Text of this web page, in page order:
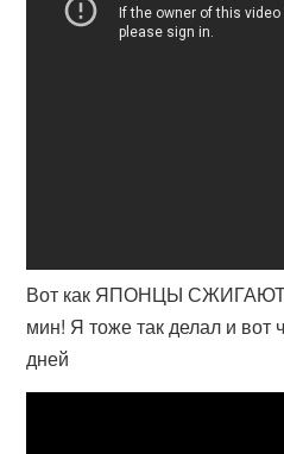
Вот как ЯПОНЦЫ
мин! Я тоже так делал и вот
дней